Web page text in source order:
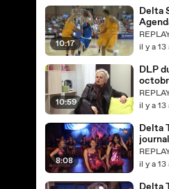
10:17
Delta
il y a 13
10:59
DLP
il y a 13
8:08
Delta
il y a 13